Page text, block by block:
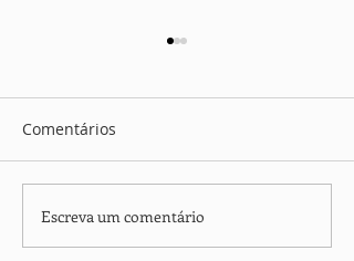
Parceiros Voluntários:
Como a Solidariedade
Comentários
Escreva um comentário